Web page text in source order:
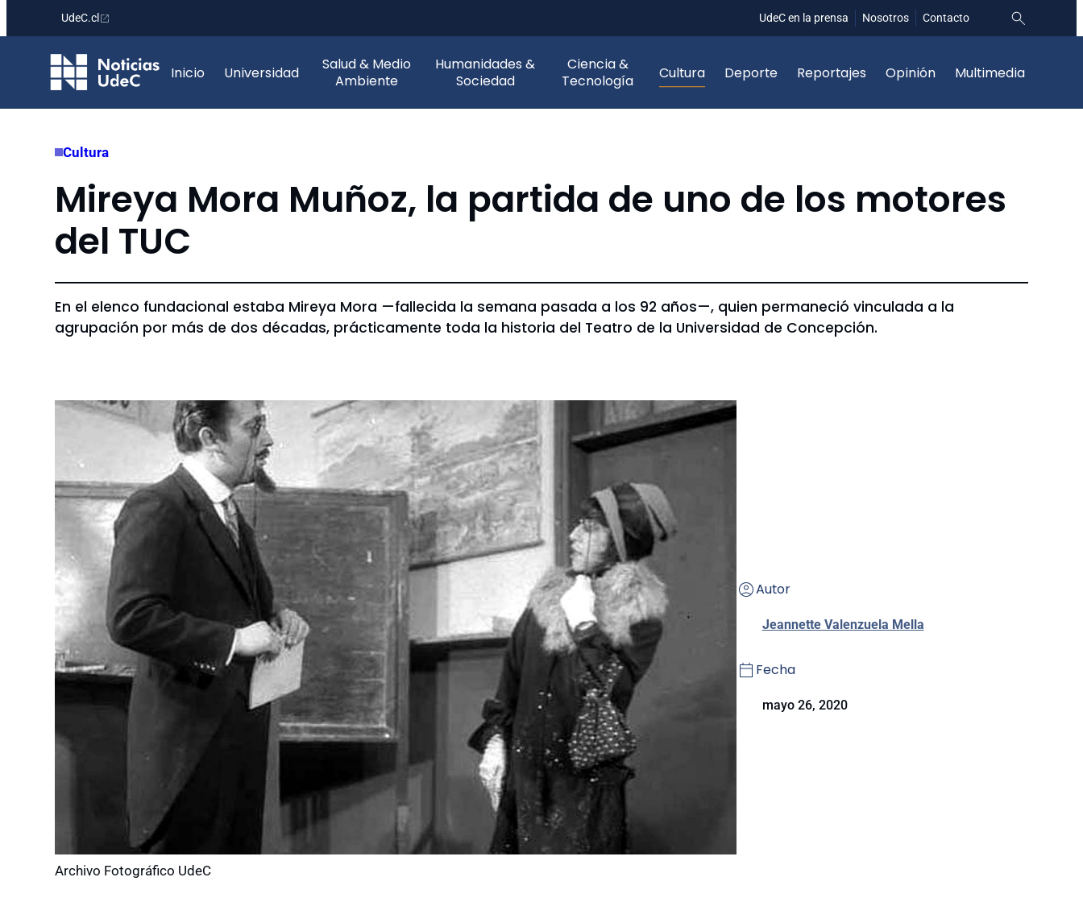
contenido
UdeC.cl UdeC en la prensa Nosotros Contacto
Inicio Universidad
Salud & Medio
Ambiente
Humanidades &
Sociedad
Ciencia &
Tecnología
Cultura Deporte Reportajes Opinión Multimedia
Cultura
Mireya Mora Muñoz, la partida de uno de los motores
del TUC
En el elenco fundacional estaba Mireya Mora —fallecida la semana pasada a los 92 años—, quien permaneció vinculada a la
agrupación por más de dos décadas, prácticamente toda la historia del Teatro de la Universidad de Concepción.
Archivo Fotográfico UdeC
Autor
Jeannette Valenzuela Mella
Fecha
mayo 26, 2020